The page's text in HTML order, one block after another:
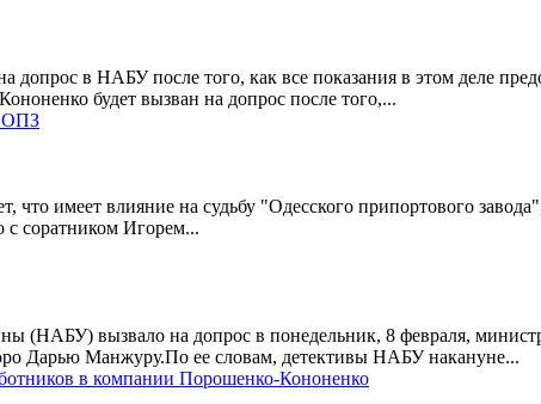
допрос в НАБУ после того, как все показания в этом деле
будет вызван на допрос после того,...
ОПЗ
имеет влияние на судьбу "Одесского припортового
с соратником Игорем...
(НАБУ) вызвало на допрос в понедельник, 8 февраля,
Дарью Манжуру.По ее словам, детективы НАБУ накануне...
в компании Порошенко-Кононенко